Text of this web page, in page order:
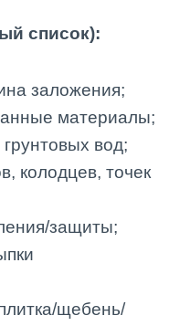
список):
заложения;
материалы;
вод;
колодцев, точек
защиты;
щебень/